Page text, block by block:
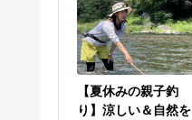
【夏休みの親子釣
り】涼しい＆自然を